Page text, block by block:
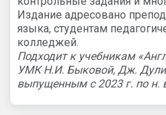
Издание адресовано
языка, студентам
колледжей.
Подходит к учебникам
УМК Н.И. Быковой, Дж.
выпущенным с 2023 г. по н.